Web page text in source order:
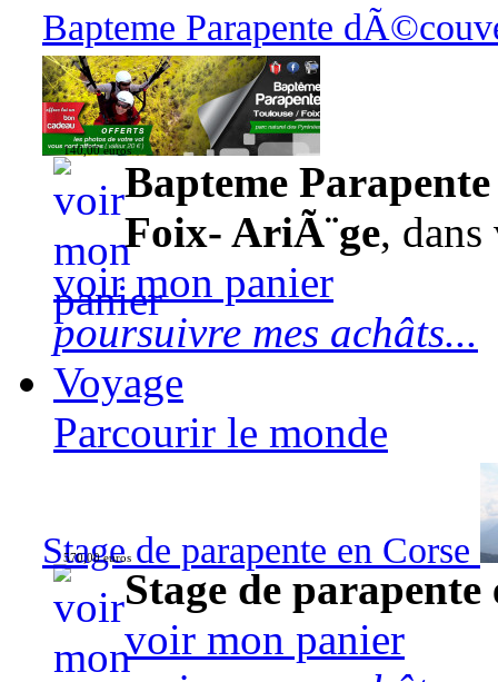
Bapteme Parapente
140,00 euros
Bapteme
Foix- AriÃ¨ge,
voir mon panier
poursuivre mes achâts...
Voyage
Parcourir le monde
Stage de parapente en Corse
570,00 euros
Stage de
voir mon panier